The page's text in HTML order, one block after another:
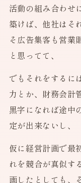
活動の組み合わせ
築けば、他社はそ
そ広告集客も営業
と思ってて、
でもそれをするに
力とか、財務会計
黒字になれば途中
定が出来ないし、
仮に経営計画で最
れを競合が真似す
画したとしても、